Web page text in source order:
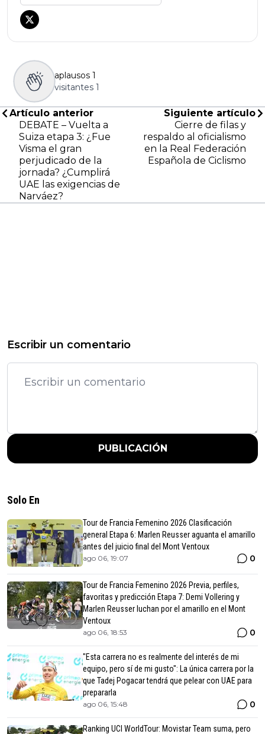
aplausos 1
visitantes 1
Artículo anterior
DEBATE – Vuelta a
Suiza etapa 3: ¿Fue
Visma el gran
perjudicado de la
jornada? ¿Cumplirá
UAE las exigencias de
Narváez?
Siguiente artículo
Cierre de filas y
respaldo al oficialismo
en la Real Federación
Española de Ciclismo
Escribir un comentario
PUBLICACIÓN
Solo En
Tour de Francia Femenino 2026 Clasificación
general Etapa 6: Marlen Reusser aguanta el amarillo
antes del juicio final del Mont Ventoux
ago 06, 19:07 0
Tour de Francia Femenino 2026 Previa, perfiles,
favoritas y predicción Etapa 7: Demi Vollering y
Marlen Reusser luchan por el amarillo en el Mont
Ventoux
ago 06, 18:53 0
"Esta carrera no es realmente del interés de mi
equipo, pero sí de mi gusto": La única carrera por la
que Tadej Pogacar tendrá que pelear con UAE para
prepararla
ago 06, 15:48 0
Ranking UCI WorldTour: Movistar Team suma, pero